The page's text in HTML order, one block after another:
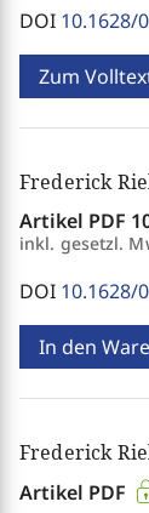
DOI 10.1628/
Zum
Frederick
Artikel PDF
inkl. gesetzl.
DOI 10.1628/
In den
Frederick
Artikel PDF